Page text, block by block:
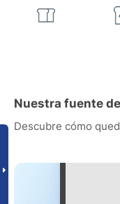
Nuestra fuente
Descubre cómo